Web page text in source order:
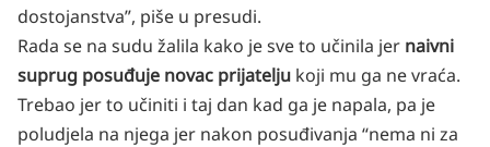
dostojanstva”, piše u presudi.
Rada se na sudu žalila kako je sve to učinila jer naivni
suprug posuđuje novac prijatelju koji mu ga ne vraća.
Trebao jer to učiniti i taj dan kad ga je napala, pa je
poludjela na njega jer nakon posuđivanja “nema ni za